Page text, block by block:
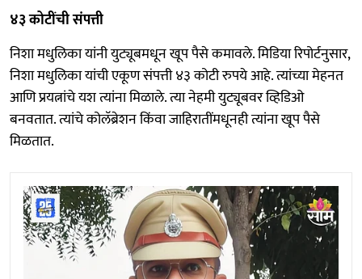
४३ कोटींची संपत्ती
निशा मधुलिका यांनी युट्यूबमधून खूप पैसे कमावले. मिडिया रिपोर्टनुसार,
निशा मधुलिका यांची एकूण संपत्ती ४३ कोटी रुपये आहे. त्यांच्या मेहनत
आणि प्रयत्नांचे यश त्यांना मिळाले. त्या नेहमी युट्यूबवर व्हिडिओ
बनवतात. त्यांचे कोलॅब्रेशन किंवा जाहिरातींमधूनही त्यांना खूप पैसे
मिळतात.